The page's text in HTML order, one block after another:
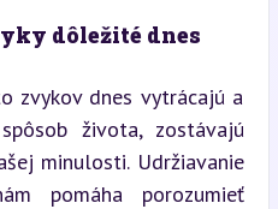
dôležité dnes
zvykov dnes vytrácajú a
života, zostávajú
minulosti. Udržiavanie
pomáha porozumieť